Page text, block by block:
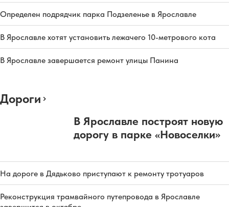
Определен подрядчик парка Подзеленье в Ярославле
В Ярославле хотят установить лежачего 10-метрового кота
В Ярославле завершается ремонт улицы Панина
Дороги
В Ярославле построят новую
дорогу в парке «Новоселки»
На дороге в Дядьково приступают к ремонту тротуаров
Реконструкция трамвайного путепровода в Ярославле